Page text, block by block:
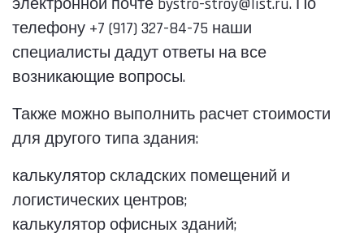
телефону +7 (917) 327-84-75 наши
специалисты дадут ответы на все
возникающие вопросы.
Также можно выполнить расчет стоимости
для другого типа здания:
калькулятор складских помещений и
логистических центров;
калькулятор офисных зданий;